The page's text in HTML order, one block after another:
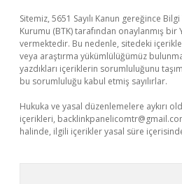
Sitemiz, 5651 Sayılı Kanun gereğince
Kurumu (BTK) tarafından onaylanmış bir
vermektedir. Bu nedenle, sitedeki
veya araştırma yükümlülüğümüz
yazdıkları içeriklerin sorumluluğunu
bu sorumluluğu kabul etmiş sayılırlar.
Hukuka ve yasal düzenlemelere aykırı
içerikleri,
halinde, ilgili içerikler yasal süre